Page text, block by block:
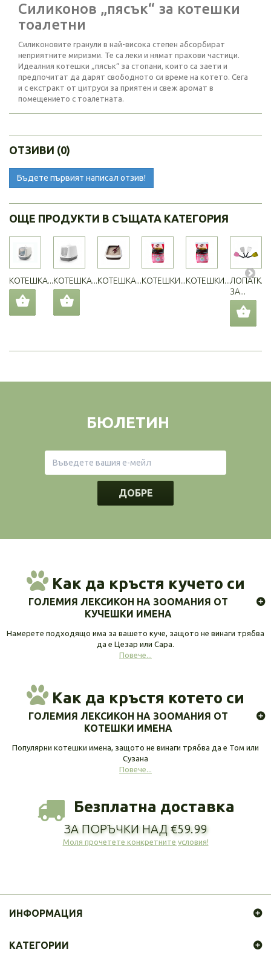
Силиконов „пясък“ за котешки
тоалетни
Силиконовите гранули в най-висока степен абсорбират
неприятните миризми. Те са леки и нямат прахови частици.
Идеалния котешки „пясък“ за стопани, които са заети и
предпочитат да дарят свободното си време на котето. Сега
и с екстракт от цитруси за приятен и свеж аромат в
помещението с тоалетната.
ОТЗИВИ (0)
Бъдете първият написал отзив!
ОЩЕ ПРОДУКТИ В СЪЩАТА КАТЕГОРИЯ
КОТЕШКА...КОТЕШКА...КОТЕШКА...КОТЕШКИ...КОТЕШКИ...ЛОПАТКА
ЗА...
БЮЛЕТИН
ДОБРЕ
Как да кръстя кучето си
ГОЛЕМИЯ ЛЕКСИКОН НА ЗООМАНИЯ ОТ
КУЧЕШКИ ИМЕНА
Намерете подходящо има за вашето куче, защото не винаги трябва
да е Цезар или Сара.
Повече...
Как да кръстя котето си
ГОЛЕМИЯ ЛЕКСИКОН НА ЗООМАНИЯ ОТ
КОТЕШКИ ИМЕНА
Популярни котешки имена, защото не винаги трябва да е Том или
Сузана
Повече...
Безплатна доставка
ЗА ПОРЪЧКИ НАД €59.99
Моля прочетете конкретните условия!
ИНФОРМАЦИЯ
КАТЕГОРИИ